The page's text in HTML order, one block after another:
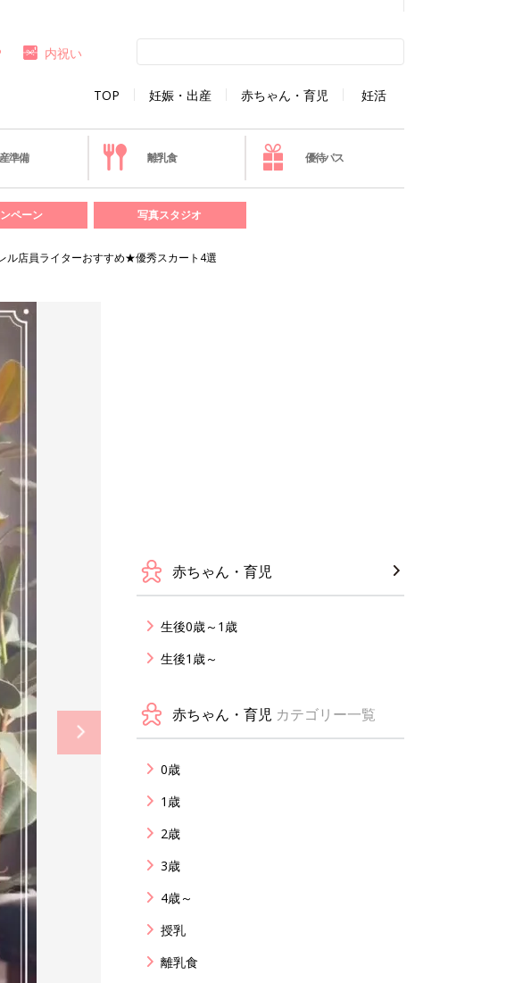
TOP 妊娠・出産 赤ちゃん・育児 妊活
内祝い
準備 離乳食 優待パス
ペーン 写真スタジオ
ル店員ライターおすすめ★優秀スカート4選
赤ちゃん・育児
生後0歳～1歳
生後1歳～
赤ちゃん・育児 カテゴリー一覧
0歳
1歳
2歳
3歳
4歳～
授乳
離乳食